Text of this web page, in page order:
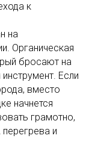
к
на
Органическая
бросают на
Если
вместо
начнется
грамотно,
и